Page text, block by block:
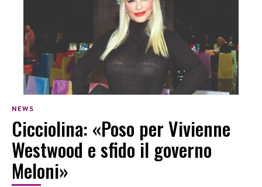
NEWS
Cicciolina: «Poso per Vivienne
Westwood e sfido il governo
Meloni»